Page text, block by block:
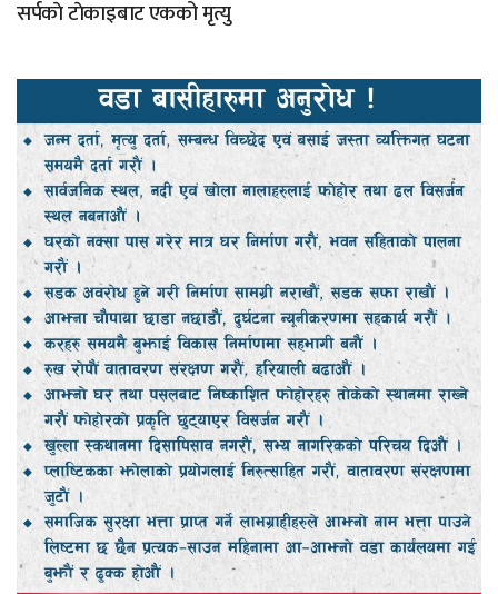
सर्पकाे टाेकाइबाट एकको मृत्यु